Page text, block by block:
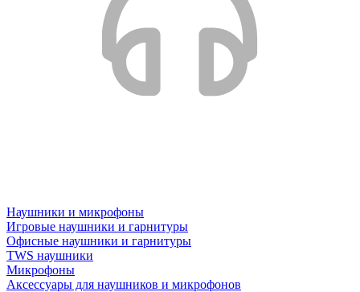
Наушники и микрофоны
Игровые наушники и гарнитуры
Офисные наушники и гарнитуры
TWS наушники
Микрофоны
Аксессуары для наушников и микрофонов